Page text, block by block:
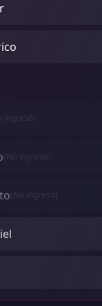
ingresó)
(No ingresó)
(No ingresó)